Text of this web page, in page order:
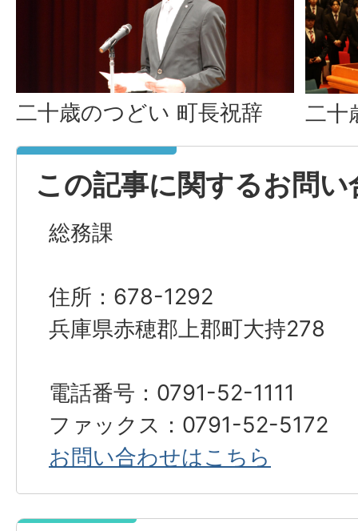
二十歳のつどい 町長祝辞 二十
この記事に関するお問い
総務課
住所：678-1292
兵庫県赤穂郡上郡町大持278
電話番号：0791-52-1111
ファックス：0791-52-5172
お問い合わせはこちら